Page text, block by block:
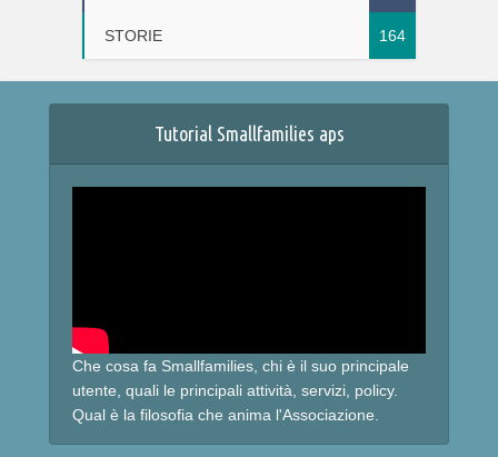
STORIE 164
Tutorial Smallfamilies aps
Che cosa fa Smallfamilies, chi è il suo principale
utente, quali le principali attività, servizi, policy.
Qual è la filosofia che anima l'Associazione.